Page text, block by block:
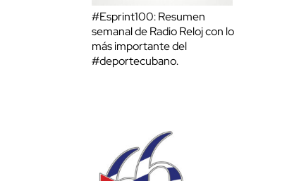
#Esprint100: Resumen
semanal de Radio Reloj con lo
más importante del
#deportecubano.